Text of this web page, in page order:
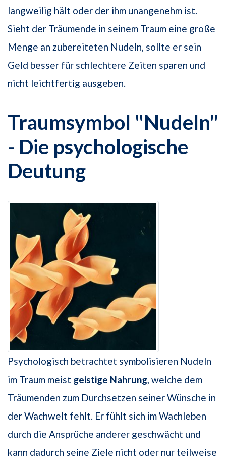
langweilig hält oder der ihm unangenehm ist.
Sieht der Träumende in seinem Traum eine große
Menge an zubereiteten Nudeln, sollte er sein
Geld besser für schlechtere Zeiten sparen und
nicht leichtfertig ausgeben.
Traumsymbol "Nudeln"
- Die psychologische
Deutung
Psychologisch betrachtet symbolisieren Nudeln
im Traum meist geistige Nahrung, welche dem
Träumenden zum Durchsetzen seiner Wünsche in
der Wachwelt fehlt. Er fühlt sich im Wachleben
durch die Ansprüche anderer geschwächt und
kann dadurch seine Ziele nicht oder nur teilweise